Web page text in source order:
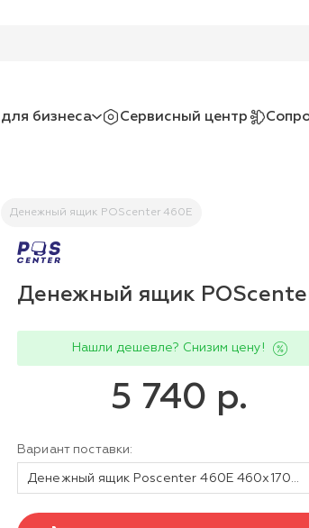
бизнеса Сервисный центр
Денежный ящик POScenter 460E
Денежный ящик
Нашли дешевле? Снизим цену!
5 740 р.
Вариант поставки:
Денежный ящик Poscenter 460E 460x170x100, распайка для "ШТРИХ-М", черный